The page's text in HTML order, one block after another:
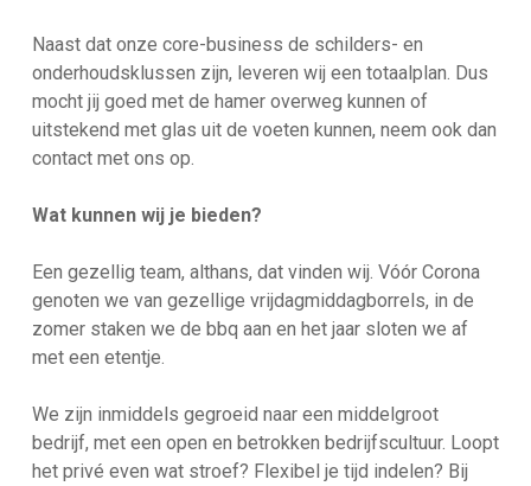
Naast dat onze core-business de schilders- en
onderhoudsklussen zijn, leveren wij een totaalplan. Dus
mocht jij goed met de hamer overweg kunnen of
uitstekend met glas uit de voeten kunnen, neem ook dan
contact met ons op.
Wat kunnen wij je bieden?
Een gezellig team, althans, dat vinden wij. Vóór Corona
genoten we van gezellige vrijdagmiddagborrels, in de
zomer staken we de bbq aan en het jaar sloten we af
met een etentje.
We zijn inmiddels gegroeid naar een middelgroot
bedrijf, met een open en betrokken bedrijfscultuur. Loopt
het privé even wat stroef? Flexibel je tijd indelen? Bij